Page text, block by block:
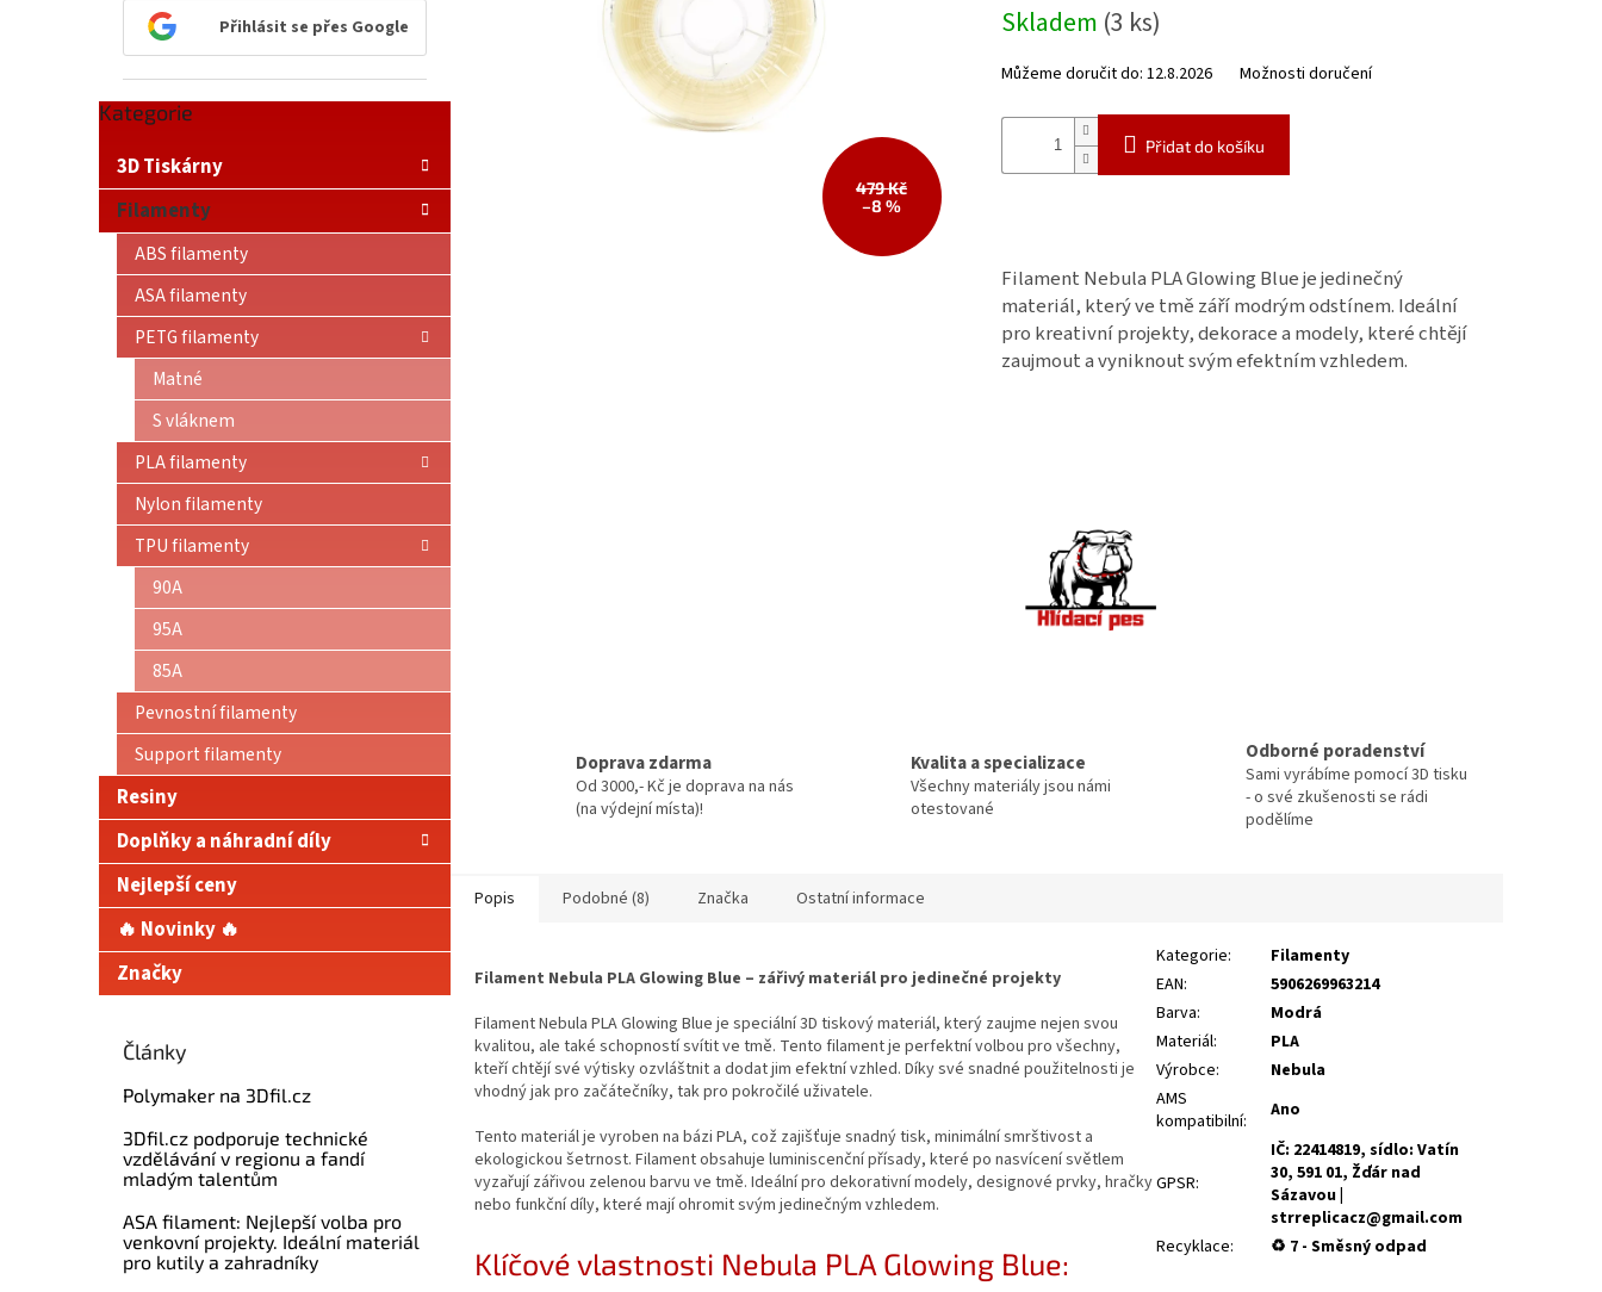
Přihlásit se přes Google
Přeskočit
Kategorie
3D Tiskárny
Filamenty
ABS filamenty
ASA filamenty
PETG filamenty
Matné
S vláknem
PLA filamenty
Nylon filamenty
TPU filamenty
90A
95A
85A
Pevnostní filamenty
Support filamenty
Resiny
Doplňky a náhradní díly
Nejlepší ceny
🔥 Novinky 🔥
Značky
Články
Polymaker na 3Dfil.cz
3Dfil.cz podporuje technické
vzdělávání v regionu a fandí
mladým talentům
ASA filament: Nejlepší volba pro
venkovní projekty. Ideální materiál
pro kutily a zahradníky
479 Kč
–8 %
Skladem (3 ks)
Můžeme doručit do: 12.8.2026 Možnosti doručení
Přidat do košíku
Filament Nebula PLA Glowing Blue je jedinečný
materiál, který ve tmě září modrým odstínem. Ideální
pro kreativní projekty, dekorace a modely, které chtějí
zaujmout a vyniknout svým efektním vzhledem.
Doprava zdarma
Od 3000,- Kč je doprava na nás
(na výdejní místa)!
Kvalita a specializace
Všechny materiály jsou námi
otestované
Odborné poradenství
Sami vyrábíme pomocí 3D tisku
- o své zkušenosti se rádi
podělíme
Popis Podobné (8) Značka Ostatní informace
Filament Nebula PLA Glowing Blue – zářivý materiál pro jedinečné projekty
Filament Nebula PLA Glowing Blue je speciální 3D tiskový materiál, který zaujme nejen svou
kvalitou, ale také schopností svítit ve tmě. Tento filament je perfektní volbou pro všechny,
kteří chtějí své výtisky ozvláštnit a dodat jim efektní vzhled. Díky své snadné použitelnosti je
vhodný jak pro začátečníky, tak pro pokročilé uživatele.
Tento materiál je vyroben na bázi PLA, což zajišťuje snadný tisk, minimální smrštivost a
ekologickou šetrnost. Filament obsahuje luminiscenční přísady, které po nasvícení světlem
vyzařují zářivou zelenou barvu ve tmě. Ideální pro dekorativní modely, designové prvky, hračky
nebo funkční díly, které mají ohromit svým jedinečným vzhledem.
Klíčové vlastnosti Nebula PLA Glowing Blue:
Kategorie:
Filamenty
EAN:
5906269963214
Barva:
Modrá
Materiál:
PLA
Výrobce:
Nebula
AMS
kompatibilní: Ano
GPSR:
IČ: 22414819, sídlo: Vatín
30, 591 01, Žďár nad
Sázavou |
strreplicacz@gmail.com
Recyklace: ♻ 7 - Směsný odpad